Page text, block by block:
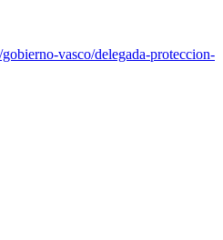
vasco/delegada-proteccion-